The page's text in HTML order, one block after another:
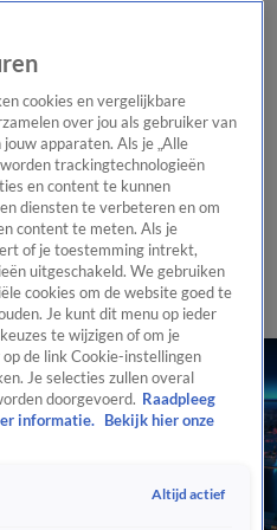
Het beste van Hart
Tip de
Tip de redactiePanelVideo's
cookies en vergelijkbare
over jou als gebruiker van
apparaten. Als je „Alle
trackingtechnologieën
en content te kunnen
diensten te verbeteren en om
content te meten. Als je
of je toestemming intrekt,
uitgeschakeld. We gebruiken
cookies om de website goed te
Je kunt dit menu op ieder
te wijzigen of om je
de link Cookie-instellingen
Je selecties zullen overal
doorgevoerd. Raadpleeg
informatie.
Bekijk hier onze
Altijd actief